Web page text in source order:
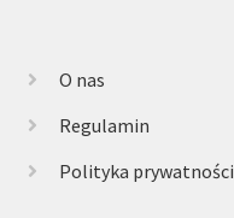
O nas
Regulamin
Polityka prywatności